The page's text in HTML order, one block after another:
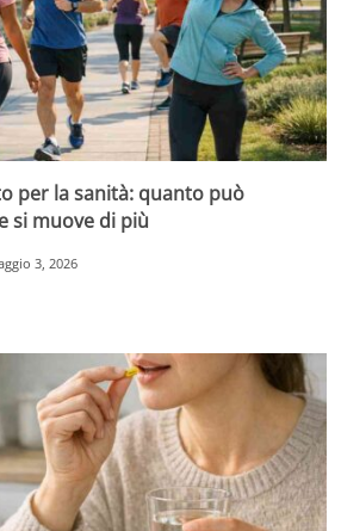
per la sanità: quanto può
si muove di più
3, 2026